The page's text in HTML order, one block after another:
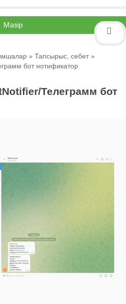
Мәзір
» Тапсырыс, себет»
бот нотификатор
Телеграмм бот